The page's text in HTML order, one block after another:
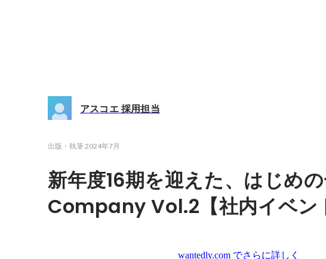
アスコエ 採用担当
出版・執筆2024年7月
新年度16期を迎えた、はじめの
Company Vol.2【社内イベン
wantedly.com でさらに詳しく